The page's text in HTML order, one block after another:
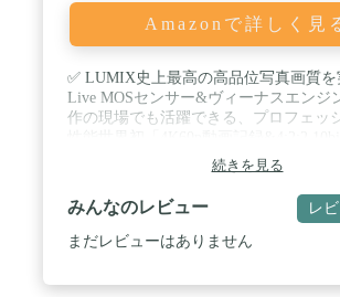
Amazonで詳しく見
✅ LUMIX史上最高の高品位写真画質を
Live MOSセンサー&ヴィーナスエンジ
作の現場でも活躍できる、プロフェッ
記録」 / ✅新開発「6Kフォト」と進化
識AF」による機動性 / ✅新開発 20.3M
ンサー / ✅新開発 ヴィーナスエンジン
続きを見る
みんなのレビュー レ
まだレビューはありません